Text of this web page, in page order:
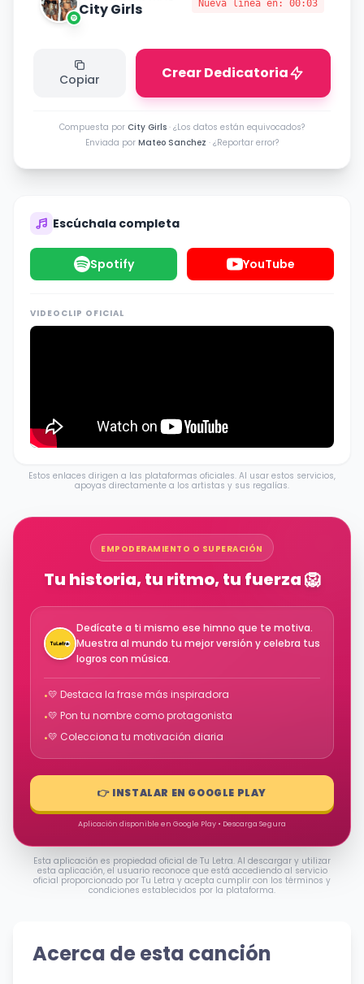
City Girls Nueva línea en: 00:03
Copiar Crear Dedicatoria
Compuesta por City Girls · ¿Los datos están equivocados?
Enviada por Mateo Sanchez · ¿Reportar error?
Escúchala completa
Spotify YouTube
VIDEOCLIP OFICIAL
Estos enlaces dirigen a las plataformas oficiales. Al usar estos servicios,
apoyas directamente a los artistas y sus regalías.
EMPODERAMIENTO O SUPERACIÓN
Tu historia, tu ritmo, tu fuerza 🦁
Dedícate a ti mismo ese himno que te motiva.
Muestra al mundo tu mejor versión y celebra tus
logros con música.
•💛 Destaca la frase más inspiradora
•💛 Pon tu nombre como protagonista
•💛 Colecciona tu motivación diaria
👉 INSTALAR EN GOOGLE PLAY
Aplicación disponible en Google Play • Descarga Segura
Esta aplicación es propiedad oficial de Tu Letra. Al descargar y utilizar
esta aplicación, el usuario reconoce que está accediendo al servicio
oficial proporcionado por Tu Letra y acepta cumplir con los términos y
condiciones establecidos por la plataforma.
Acerca de esta canción